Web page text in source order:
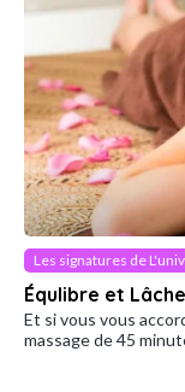
Les signatures de
Équlibre et
Et si vous vous
massage de 45